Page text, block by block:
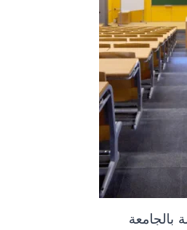
بالجامعة